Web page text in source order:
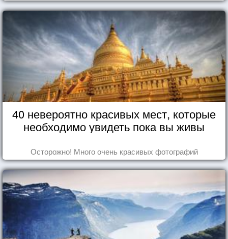
40 невероятно красивых мест, которые
необходимо увидеть пока вы живы
Осторожно! Много очень красивых фотографий